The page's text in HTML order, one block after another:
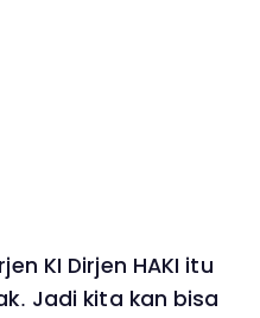
KI Dirjen HAKI itu
Jadi kita kan bisa